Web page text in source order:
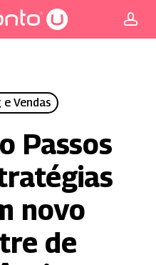
Vendas
Passos
novo
de